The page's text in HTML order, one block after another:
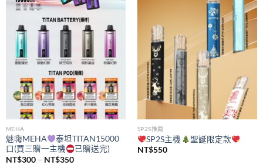
Add to
MEHA
魅嗨MEHA
泰坦TITAN15000
口(買三贈一主機
已贈送完)
NT$300 – NT$350價
Add to
wishlist
SP2S推薦
SP2S主機
聖誕限定款
NT$550